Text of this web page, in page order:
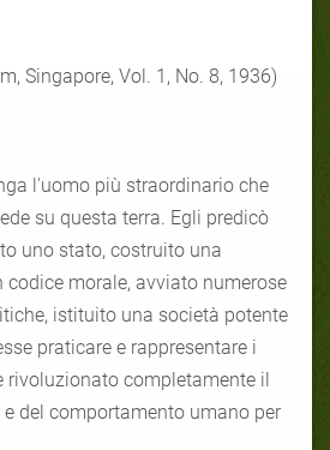
Singapore, Vol. 1, No. 8, 1936)
l'uomo più straordinario che
su questa terra. Egli predicò
uno stato, costruito una
codice morale, avviato numerose
istituito una società potente
praticare e rappresentare i
rivoluzionato completamente il
del comportamento umano per